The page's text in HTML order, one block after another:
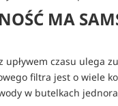
MA
upływem czasu ulega
filtra jest o wiele
w butelkach